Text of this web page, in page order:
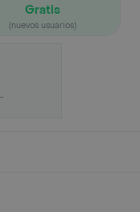
Gratis
(nuevos usuarios)